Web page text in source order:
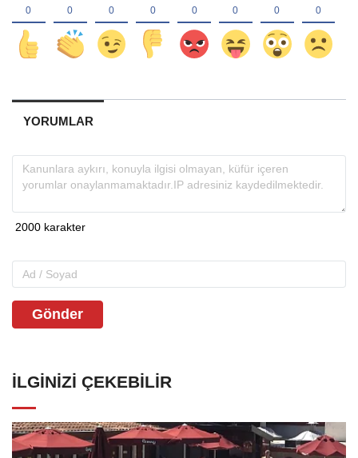
YORUMLAR
Gönder
İLGINIZI ÇEKEBILIR